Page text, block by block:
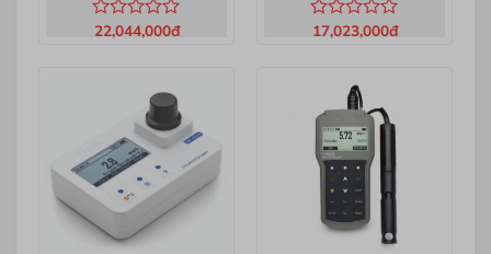
Được
22,044,000đ
Được
sao
17,023,000đ